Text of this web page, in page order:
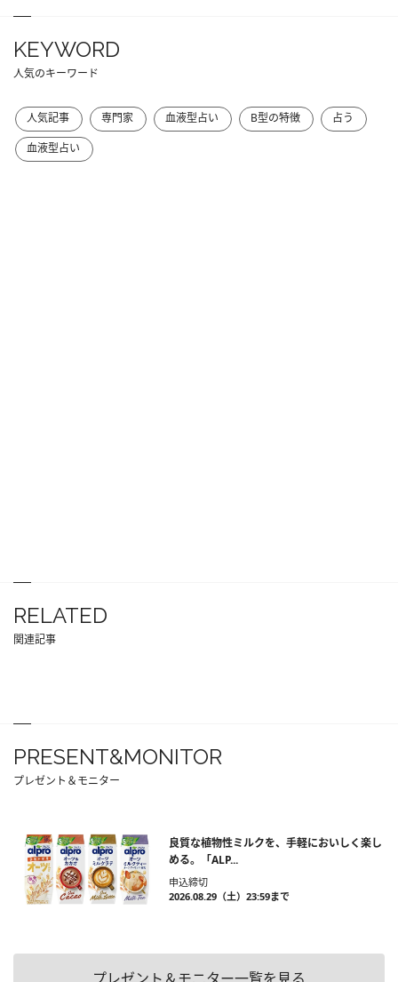
KEYWORD
人気のキーワード
人気記事 専門家 血液型占い B型の特徴
占う
血液型占い
RELATED
関連記事
PRESENT&MONITOR
プレゼント＆モニター
良質な植物性ミルクを、手軽においしく楽し
める。「ALP...
申込締切
2026.08.29（土）23:59まで